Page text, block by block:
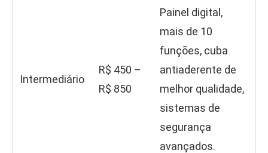
Intermediário
R$ 450 –
R$ 850
Painel digital,
mais de 10
funções, cuba
antiaderente de
melhor qualidade,
sistemas de
segurança
avançados.